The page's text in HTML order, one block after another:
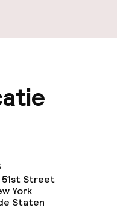
drinkdiensten
51st Street
York
Staten